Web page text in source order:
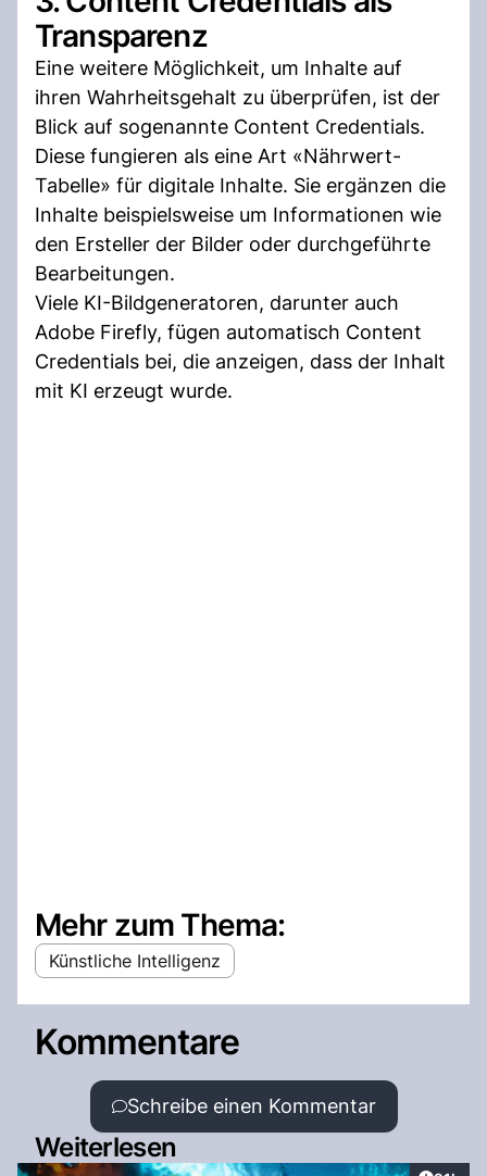
Transparenz
Eine weitere Möglichkeit, um Inhalte auf
ihren Wahrheitsgehalt zu überprüfen, ist der
Blick auf sogenannte Content Credentials.
Diese fungieren als eine Art «Nährwert-
Tabelle» für digitale Inhalte. Sie ergänzen die
Inhalte beispielsweise um Informationen wie
den Ersteller der Bilder oder durchgeführte
Bearbeitungen.
Viele KI-Bildgeneratoren, darunter auch
Adobe Firefly, fügen automatisch Content
Credentials bei, die anzeigen, dass der Inhalt
mit KI erzeugt wurde.
Mehr zum Thema:
Künstliche Intelligenz
Kommentare
Schreibe einen Kommentar
Weiterlesen